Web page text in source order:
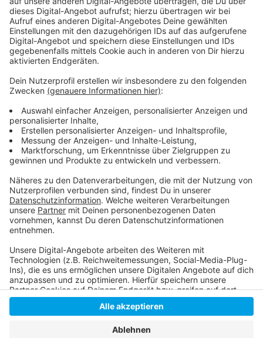
Anzeige
Weitere Links und Infos zum Thema
Hier informiert die Apothekerkammer
Erlaubnis für die Apotheken zum Impfen gegen
Corona bereits erteilt
Anzeige
Anzeige